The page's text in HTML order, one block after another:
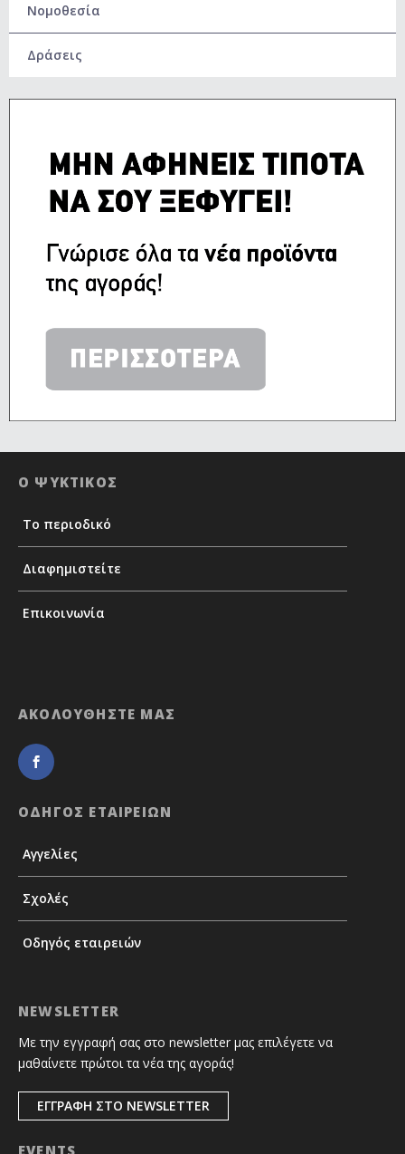
Νομοθεσία
Δράσεις
Ο ΨΥΚΤΙΚΟΣ
Το περιοδικό
Διαφημιστείτε
Επικοινωνία
ΑΚΟΛΟΥΘΗΣΤΕ ΜΑΣ
ΟΔΗΓΟΣ ΕΤΑΙΡΕΙΩΝ
Αγγελίες
Σχολές
Οδηγός εταιρειών
NEWSLETTER
Με την εγγραφή σας στο newsletter μας επιλέγετε να
μαθαίνετε πρώτοι τα νέα της αγοράς!
ΕΓΓΡΑΦΗ ΣΤΟ NEWSLETTER